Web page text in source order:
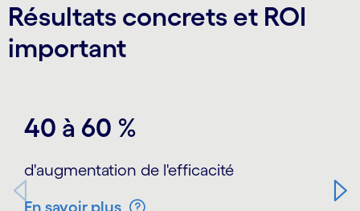
Résultats concrets et ROI
important
40 à 60 %
d'augmentation de l'efficacité
En savoir plus